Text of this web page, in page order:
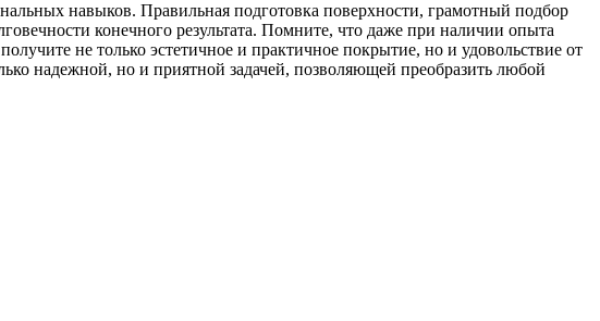
навыков. Правильная подготовка поверхности, грамотный подбор
конечного результата. Помните, что даже при наличии опыта
не только эстетичное и практичное покрытие, но и удовольствие от
надежной, но и приятной задачей, позволяющей преобразить любой